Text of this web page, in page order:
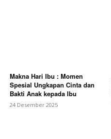
Makna Hari Ibu : Momen
Spesial Ungkapan Cinta dan
Bakti Anak kepada Ibu
24 Desember 2025